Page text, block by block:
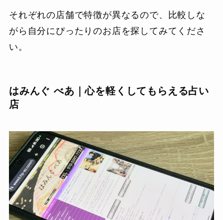
それぞれの店舗で特徴が異なるので、比較しな
がら自分にぴったりのお店を探してみてくださ
い。
はみんぐ べあ｜心を軽くしてもらえる占い
店